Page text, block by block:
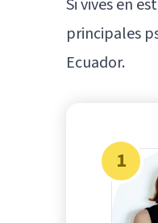
Si vives en
principales
Ecuador.
1